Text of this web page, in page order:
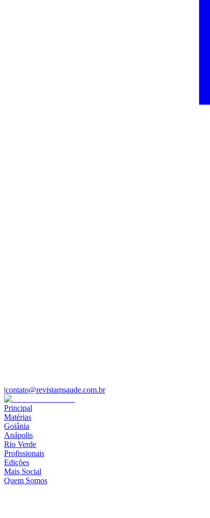
|contato@revistamsaude.com.br
Principal
Matérias
Goiânia
Anápolis
Rio Verde
Profissionais
Edições
Mais Social
Quem Somos